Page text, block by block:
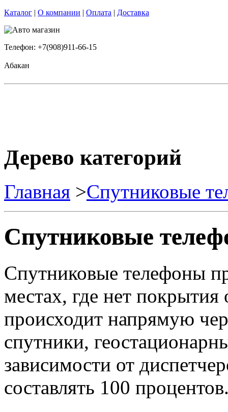
Каталог | О компании | Оплата | Доставка
Телефон: +7(908)911-66-15
Абакан
Дерево категорий
Главная >Спутниковые
Спутниковые
Спутниковые телефоны
местах, где нет покрытия
происходит напрямую
спутники,
зависимости от
составлять 100